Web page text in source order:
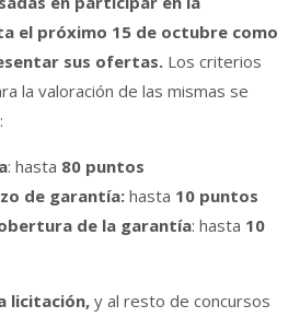
el próximo 15 de octubre como
sus ofertas. Los criterios
la valoración de las mismas se
: hasta 80 puntos
de garantía: hasta 10 puntos
de la garantía: hasta 10
licitación, y al resto de concursos